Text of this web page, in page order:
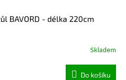
BAVORD - délka 220cm
Skladem
Do košíku